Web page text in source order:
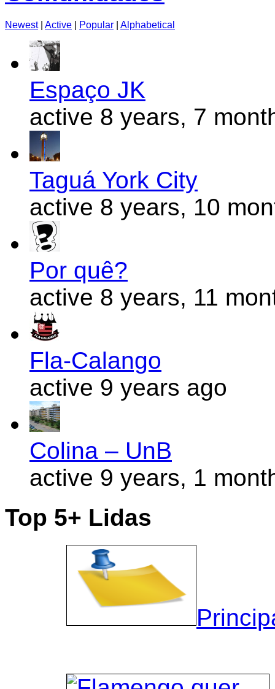
Newest Active Popular Alphabetical
Espaço JK
active 8 years, 7
Taguá York City
active 8 years, 10
Por quê?
active 8 years, 11
Fla-Calango
active 9 years ago
Colina – UnB
active 9 years, 1
Top 5+ Lidas